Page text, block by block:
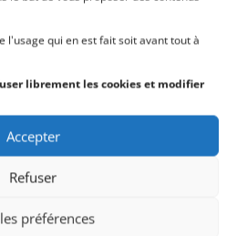
l'usage qui en est fait soit avant tout à
librement les cookies et modifier
Accepter
Refuser
préférences
Territoriaux Masculins
JAJ T3 ont été sélectionnés,
et 1er novembre 2024, à
1er tour des inter-Comités
Une première sélection,